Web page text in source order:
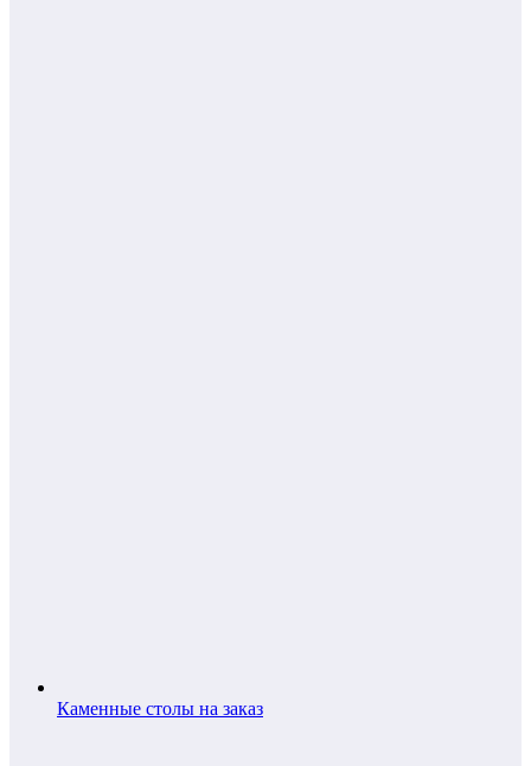
Каменные столы на заказ